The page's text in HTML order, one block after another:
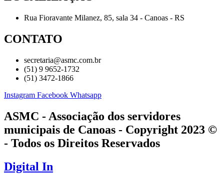
Rua Fioravante Milanez, 85, sala 34 - Canoas - RS
CONTATO
secretaria@asmc.com.br
(51) 9 9652-1732
(51) 3472-1866
Instagram Facebook Whatsapp
ASMC - Associação dos servidores
municipais de Canoas - Copyright 2023 ©
- Todos os Direitos Reservados
Digital In